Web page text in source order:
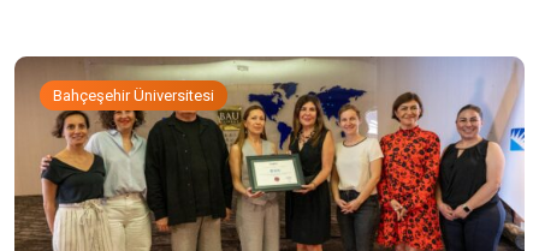
Bahçeşehir Üniversitesi